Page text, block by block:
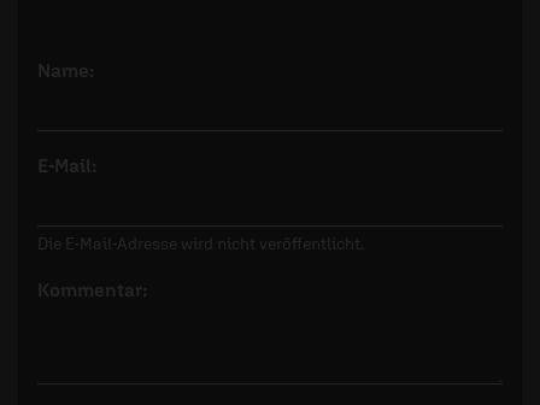
Name:
E-Mail:
Die E-Mail-Adresse wird nicht veröffentlicht.
Kommentar: